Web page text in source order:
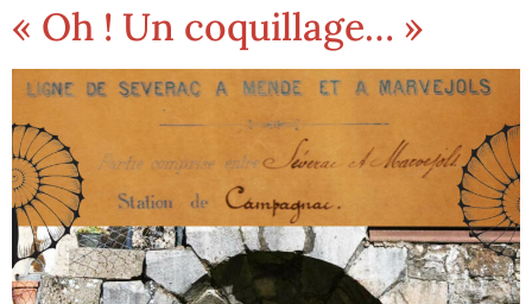
« Oh ! Un coquillage… »